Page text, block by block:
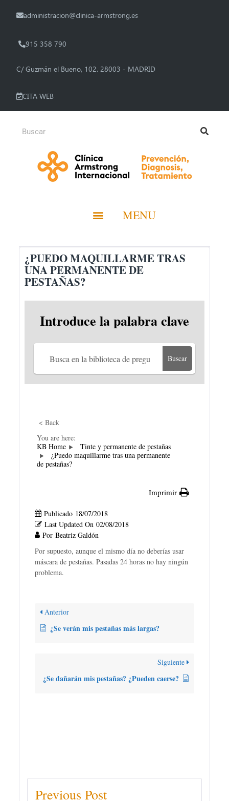
administracion@clinica-armstrong.es
915 358 790
C/ Guzmán el Bueno, 102. 28003 - MADRID
CITA WEB
¿PUEDO MAQUILLARME TRAS
UNA PERMANENTE DE
PESTAÑAS?
Introduce la palabra clave
Buscar
< Back
You are here:
KB Home
Tinte y permanente de pestañas
¿Puedo maquillarme tras una permanente
de pestañas?
Imprimir
Publicado 18/07/2018
Last Updated On 02/08/2018
Por Beatriz Galdón
Por supuesto, aunque el mismo día no deberías usar
máscara de pestañas. Pasadas 24 horas no hay ningún
problema.
Anterior
¿Se verán mis pestañas más largas?
Siguiente
¿Se dañarán mis pestañas? ¿Pueden caerse?
Previous Post